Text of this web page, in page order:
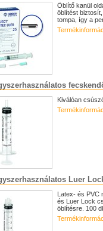
Öblítő kanül
öblítést
tompa, így a
Kiválóan
Luer
Latex- és PVC
és Luer Lock
öblítésre. 100